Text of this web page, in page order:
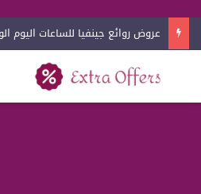
عروض لادون للساعات اليوم الوطني 2026
بحث عن